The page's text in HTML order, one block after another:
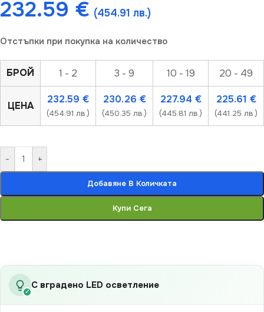
232.59 € (454.91 лв.)
Отстъпки при покупка на количество
БРОЙ 1 - 2 3 - 9 10 - 19 20 - 49
ЦЕНА
232.59 €
(454.91 лв.)
230.26 €
(450.35 лв.)
227.94 €
(445.81 лв.)
225.61 €
(441.25 лв.)
- +
Добавяне В Количката
Купи Сега
✓
С вградено LED осветление